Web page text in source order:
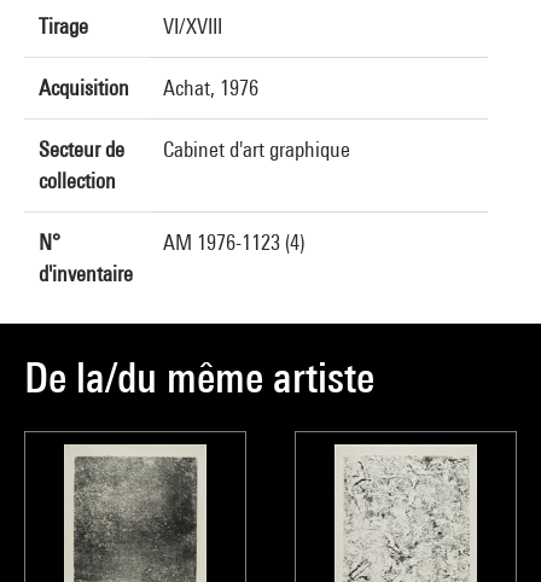
Tirage VI/XVIII
Acquisition Achat, 1976
Secteur de
collection
Cabinet d'art graphique
N°
d'inventaire
AM 1976-1123 (4)
De la/du même artiste